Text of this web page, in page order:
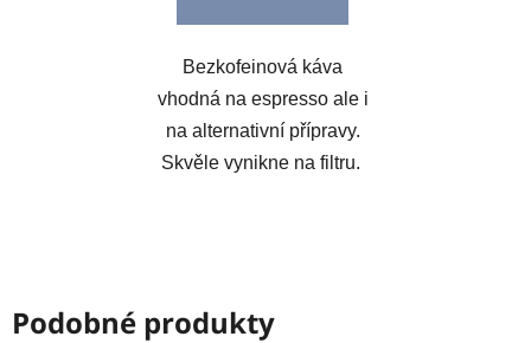
Bezkofeinová káva
vhodná na espresso ale i
na alternativní přípravy.
Skvěle vynikne na filtru.
Podobné produkty